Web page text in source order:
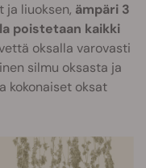
ja liuoksen, ämpäri 3
poistetaan kaikki
oksalla varovasti
silmu oksasta ja
kokonaiset oksat